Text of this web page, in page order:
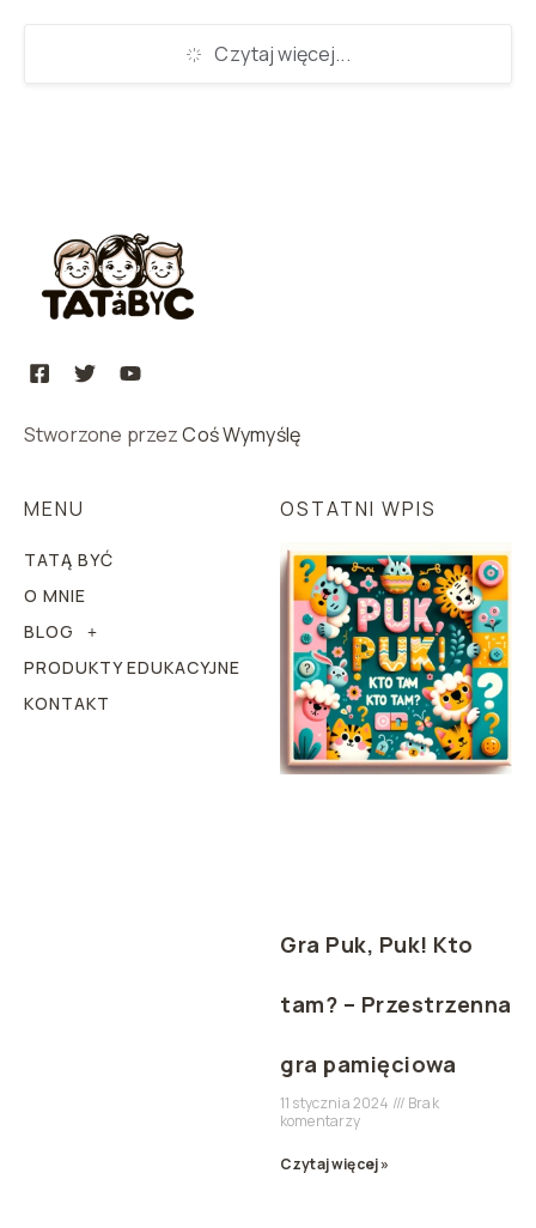
Czytaj więcej...
Stworzone przezCoś Wymyślę
MENU
TATĄ BYĆ
O MNIE
BLOG
PRODUKTY EDUKACYJNE
KONTAKT
OSTATNI WPIS
Gra Puk, Puk! Kto
tam? – Przestrzenna
gra pamięciowa
11 stycznia 2024
Brak
komentarzy
Czytaj więcej »